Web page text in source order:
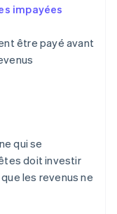
impayées
être payé avant
qui se
doit investir
les revenus ne